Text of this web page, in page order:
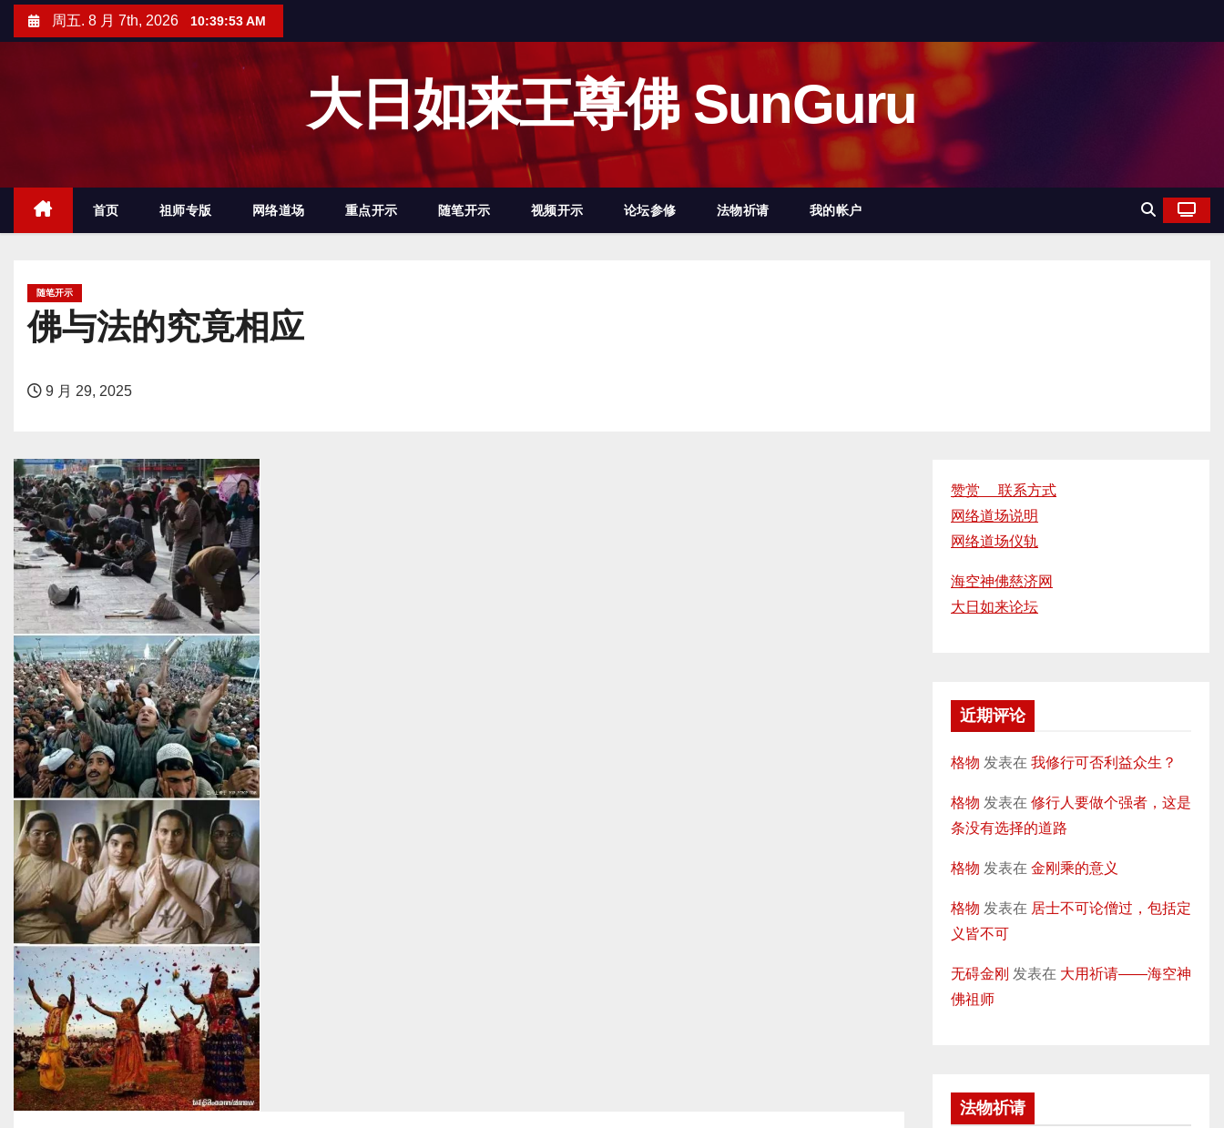
周五. 8 月 7th, 2026 10:39:54 AM
大日如来王尊佛 SunGuru
首页 祖师专版 网络道场 重点开示 随笔开示 视频开示 论坛参修 法物祈请 我的帐户
随笔开示
佛与法的究竟相应
9 月 29, 2025
赞赏 联系方式
网络道场说明
网络道场仪轨
海空神佛慈济网
大日如来论坛
近期评论
格物 发表在 我修行可否利益众生？
格物 发表在 修行人要做个强者，这是
条没有选择的道路
格物 发表在 金刚乘的意义
格物 发表在 居士不可论僧过，包括定
义皆不可
无碍金刚 发表在 大用祈请——海空神
佛祖师
法物祈请